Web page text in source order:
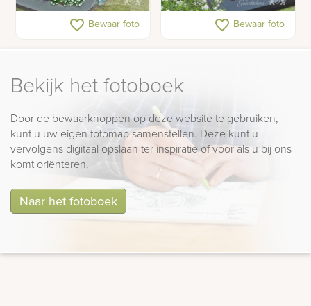
Grafsteen met
matblauwe glasplaat
favorite_border Bewaar foto
Grafsteen met glasprint
favorite_border Bewaar foto
Bekijk het fotoboek
Door de bewaarknoppen op deze website te gebruiken,
kunt u uw eigen fotomap samenstellen. Deze kunt u
vervolgens digitaal opslaan ter inspiratie of voor als u bij ons
komt oriënteren.
Naar het fotoboek